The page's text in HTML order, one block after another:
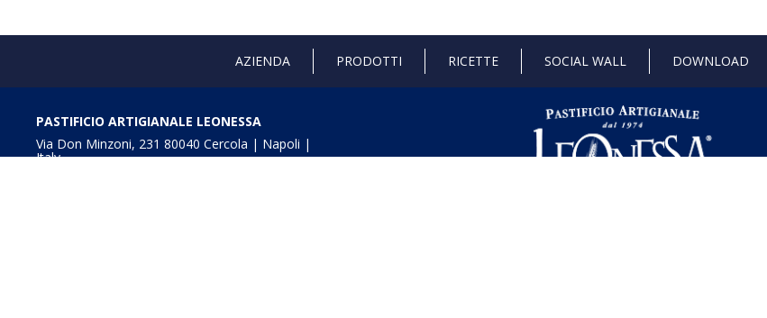
AZIENDA PRODOTTI RICETTE SOCIAL WALL DOWNLOAD
PASTIFICIO ARTIGIANALE LEONESSA
Via Don Minzoni, 231 80040 Cercola | Napoli |
Italy